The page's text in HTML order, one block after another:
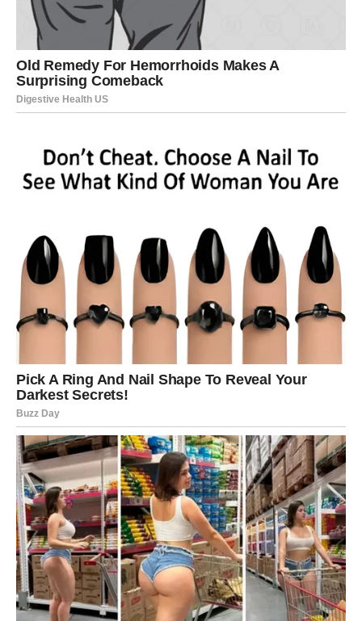
Jedna osoba mogla bi promijeniti
vašu budućnost
Zvijezde pokazuju da će jedna osoba igrati veoma važnu
ulogu u vašem životu tokom narednog perioda.
To može biti neko iz prošlosti, ali i osoba koju ste
nedavno upoznale. Upravo zahvaljujući toj osobi mogle
Mnoge Škorpije će kroz taj odnos dobiti podršku,
motivaciju i snagu koja im je dugo nedostajala.
Vaša energija postaje mnogo jača
Najveća promjena koja vam dolazi jeste ona unutrašnja.
Tokom ostatka maja osjećaćete mnogo više energije,
samopouzdanja i želje za uspjehom. Problemi koji su vas
ranije iscrpljivali polako gube svoju moć nad vama.
Konačno ćete početi vjerovati da možete ostvariti ono što
želite i da vas ništa više ne može zaustaviti.
Mnoge Škorpije će tokom ovog perioda donijeti veoma
važne odluke koje bi kasnije mogle potpuno promijeniti
njihov život.